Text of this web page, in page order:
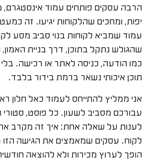
הרבה עסקים פותחים עמוד אינסטגרם,
יפות, ומחכים שהלקוחות יגיעו. זה
עמוד שמביא לקוחות בנוי סביב מסע
שהגולש נתקל בתוכן, דרך בניית
כמו הודעה, כניסה לאתר או רכישה.
תוכן איכותי נשאר ברמת בידור בלבד.
אני ממליץ להתייחס לעמוד כאל חלון
עבורכם מסביב לשעון. כל פוסט, סטורי
לענות על שאלה אחת: איך זה מקרב
לקוח. עסקים שמאמצים את הגישה הזו
הופך לערוץ מכירות ולא להוצאה